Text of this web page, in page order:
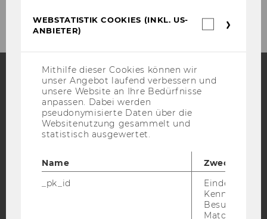
Facebook InstagramBlog
YouTube
WEBSTATISTIK COOKIES (INKL. US-
ANBIETER)
Mithilfe dieser Cookies können wir
unser Angebot laufend verbessern und
unsere Website an Ihre Bedürfnisse
anpassen. Dabei werden
pseudonymisierte Daten über die
Websitenutzung gesammelt und
statistisch ausgewertet.
Name
Zweck
_pk_id
Eindeutige
Besuchers
Matomo.